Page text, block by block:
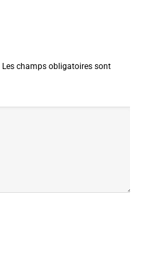
Les champs obligatoires sont